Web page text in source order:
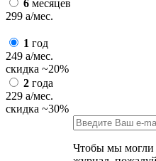
6 месяцев
299 a/мес.
1 год
249 a/мес.
скидка ~20%
2 года
229 a/мес.
скидка ~30%
Чтобы мы могли